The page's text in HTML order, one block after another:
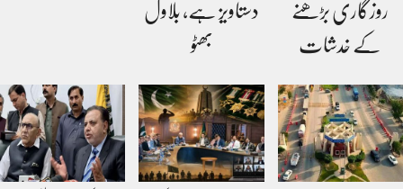
روزگاری بڑھنے
کے خدشات
دستاویز ہے، بلاول
بھٹو